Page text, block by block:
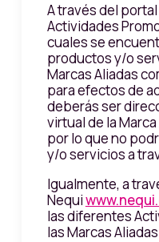
A través del
Actividades
cuales se
productos y/o
Marcas Aliadas
para efectos de
deberás ser
virtual de la
por lo que no
y/o servicios a
Igualmente, a
Nequi
las diferentes
las Marcas